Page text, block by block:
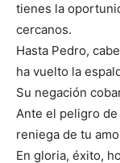
tienes la
cercanos.
Hasta Pedro,
ha vuelto la
Su negación
Ante el peligro
reniega de tu
En gloria, éxito,